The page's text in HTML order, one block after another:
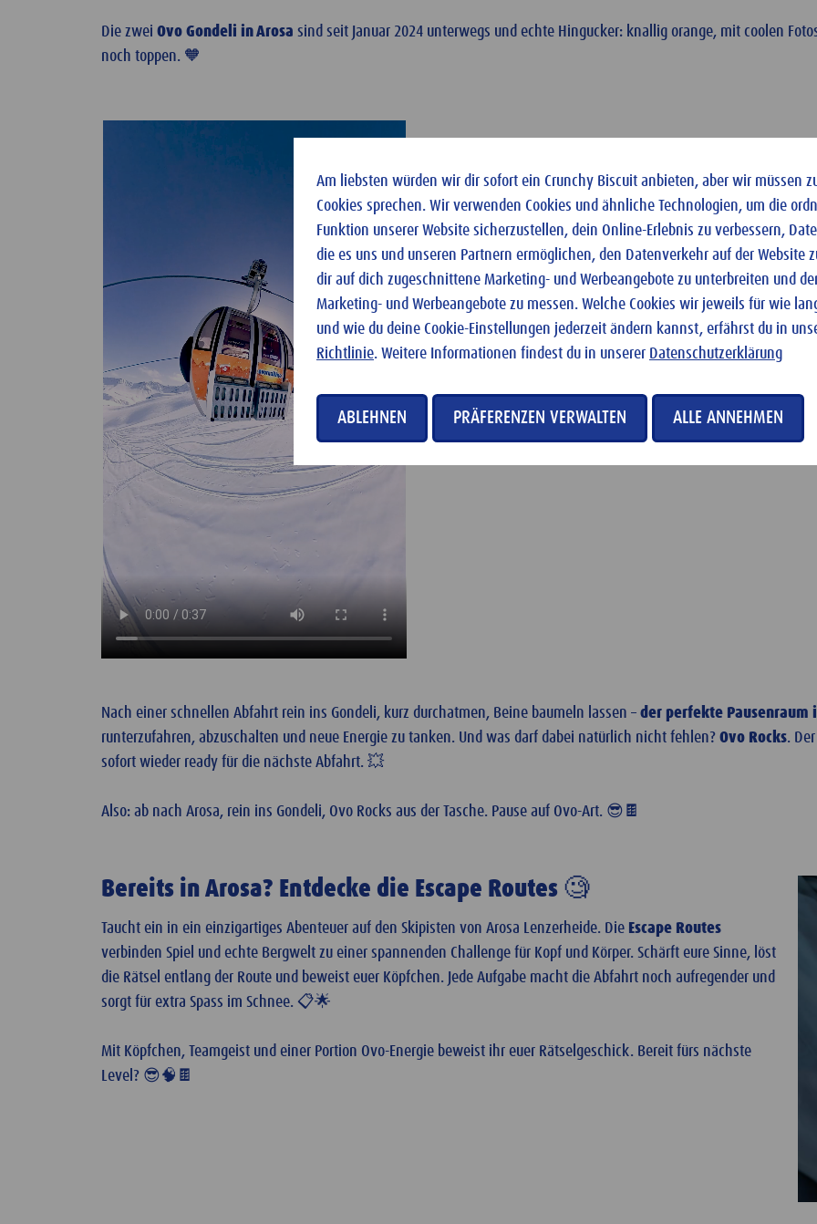
Die zwei Ovo Gondeli in Arosa sind seit Januar 2024 unterwegs und echte Hingucker: knallig orange, mit coolen
noch toppen. 🧡
Nach einer schnellen Abfahrt rein ins Gondeli, kurz durchatmen, Beine baumeln lassen – der perfekte Pausenraum
runterzufahren, abzuschalten und neue Energie zu tanken. Und was darf dabei natürlich nicht fehlen? Ovo Rocks.
sofort wieder ready für die nächste Abfahrt. 💥
Also: ab nach Arosa, rein ins Gondeli, Ovo Rocks aus der Tasche. Pause auf Ovo-Art. 😎🍫
Bereits in Arosa? Entdecke die Escape Routes 🧐
Taucht ein in ein einzigartiges Abenteuer auf den Skipisten von Arosa Lenzerheide. Die Escape Routes
verbinden Spiel und echte Bergwelt zu einer spannenden Challenge für Kopf und Körper. Schärft eure Sinne, löst
die Rätsel entlang der Route und beweist euer Köpfchen. Jede Aufgabe macht die Abfahrt noch aufregender und
sorgt für extra Spass im Schnee. 📋🌟
Mit Köpfchen, Teamgeist und einer Portion Ovo-Energie beweist ihr euer Rätselgeschick. Bereit fürs nächste
Level? 😎🧠🍫
Am liebsten würden wir dir sofort ein Crunchy Biscuit anbieten, aber wir müssen
Cookies sprechen. Wir verwenden Cookies und ähnliche Technologien, um die
Funktion unserer Website sicherzustellen, dein Online-Erlebnis zu verbessern,
die es uns und unseren Partnern ermöglichen, den Datenverkehr auf der Website
dir auf dich zugeschnittene Marketing- und Werbeangebote zu unterbreiten und
Marketing- und Werbeangebote zu messen. Welche Cookies wir jeweils für wie
und wie du deine Cookie-Einstellungen jederzeit ändern kannst, erfährst du in
Richtlinie. Weitere Informationen findest du in unserer Datenschutzerklärung
ABLEHNEN PRÄFERENZEN VERWALTEN ALLE ANNEHMEN